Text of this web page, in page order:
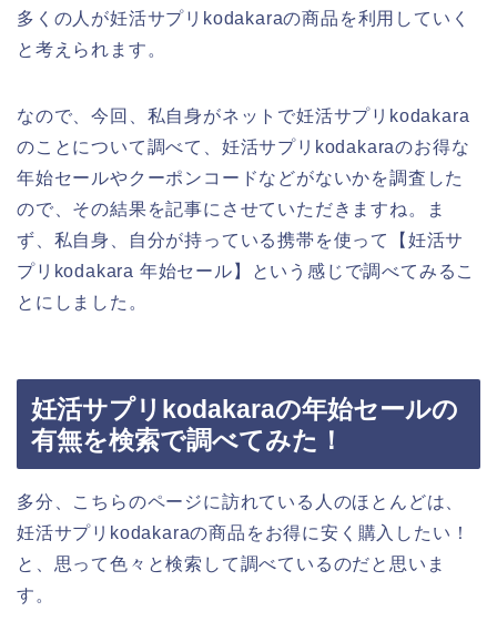
多くの人が妊活サプリkodakaraの商品を利用していく
と考えられます。
なので、今回、私自身がネットで妊活サプリkodakara
のことについて調べて、妊活サプリkodakaraのお得な
年始セールやクーポンコードなどがないかを調査した
ので、その結果を記事にさせていただきますね。ま
ず、私自身、自分が持っている携帯を使って【妊活サ
プリkodakara 年始セール】という感じで調べてみるこ
とにしました。
妊活サプリkodakaraの年始セールの
有無を検索で調べてみた！
多分、こちらのページに訪れている人のほとんどは、
妊活サプリkodakaraの商品をお得に安く購入したい！
と、思って色々と検索して調べているのだと思いま
す。